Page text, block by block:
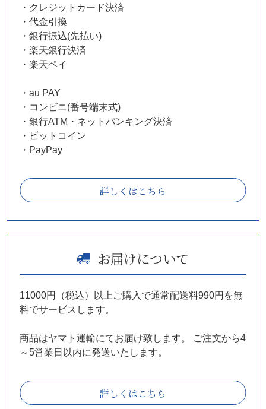
・クレジットカード決済
・代金引換
・銀行振込(先払い)
・楽天銀行決済
・楽天ペイ
・au PAY
・コンビニ(番号端末式)
・銀行ATM・ネットバンキング決済
・ビットコイン
・PayPay
詳しくはこちら
お届けについて
11000円（税込）以上ご購入で通常配送料990円を無
料でサービスします。
商品はヤマト運輸にてお届け致します。
ご注文から4
～5営業日以内に発送いたします。
詳しくはこちら